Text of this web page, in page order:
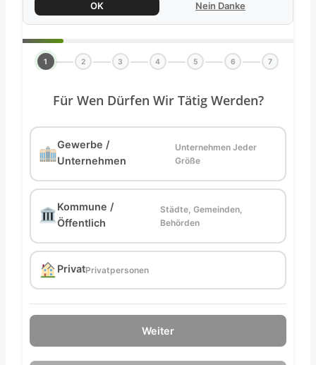
OK Nein Danke
1 2 3 4 5 6 7
Für Wen Dürfen Wir Tätig Werden?
Gewerbe /
Unternehmen
Unternehmen Jeder
Größe
Kommune /
Öffentlich
Städte, Gemeinden,
Behörden
PrivatPrivatpersonen
Weiter